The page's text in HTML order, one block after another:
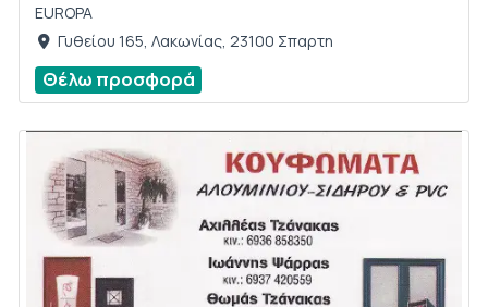
EUROPA
Γυθείου 165, Λακωνίας, 23100 Σπαρτη
Θέλω προσφορά